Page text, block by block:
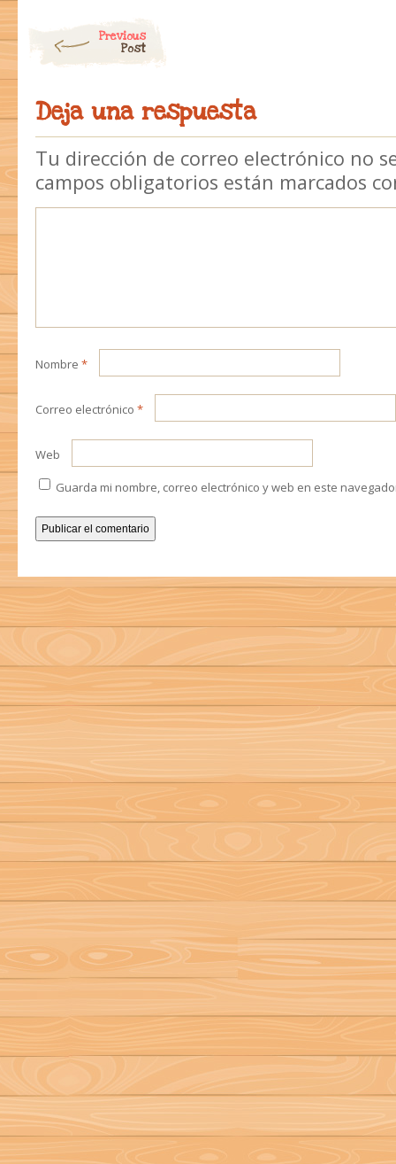
Previous
Post
Deja una respuesta
Tu dirección de correo electrónico no
campos obligatorios están marcados
Nombre *
Correo electrónico *
Web
Guarda mi nombre, correo electrónico y web en este